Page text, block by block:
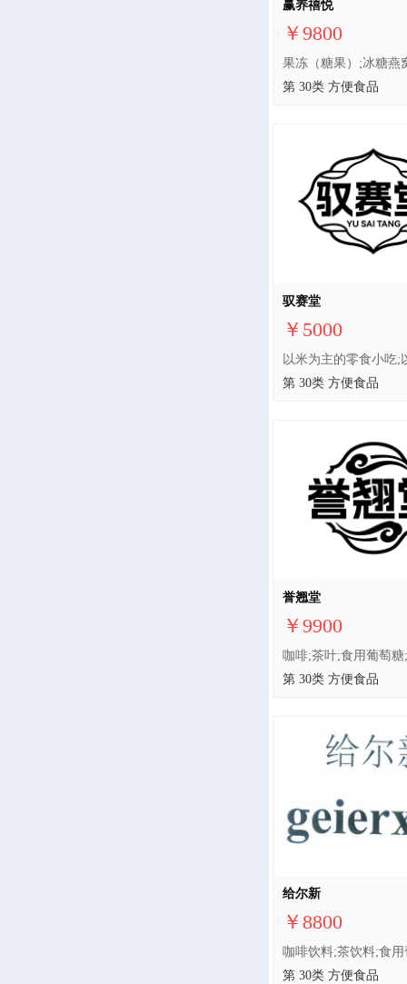
赢养禧悦
￥9800
第 30类 方便食品
驭赛堂
￥5000
第 30类 方便食品
誉翘堂
￥9900
第 30类 方便食品
给尔新
￥8800
第 30类 方便食品